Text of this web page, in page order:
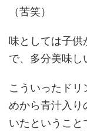
（苦笑）
味としては子供
で、多分美味し
こういったド
めから青汁入り
いたということ